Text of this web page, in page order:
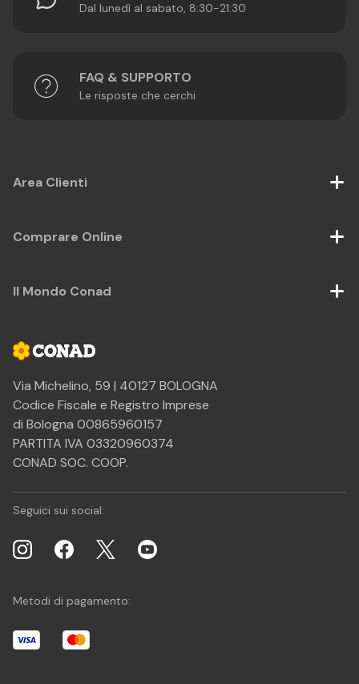
Dal lunedì al sabato, 8:30-21:30
FAQ & SUPPORTO
Le risposte che cerchi
Via Michelino, 59 | 40127 BOLOGNA
Codice Fiscale e Registro Imprese
di Bologna 00865960157
PARTITA IVA 03320960374
CONAD SOC. COOP.
Area Clienti
Comprare Online
Il Mondo Conad
Seguici sui social:
Metodi di pagamento: